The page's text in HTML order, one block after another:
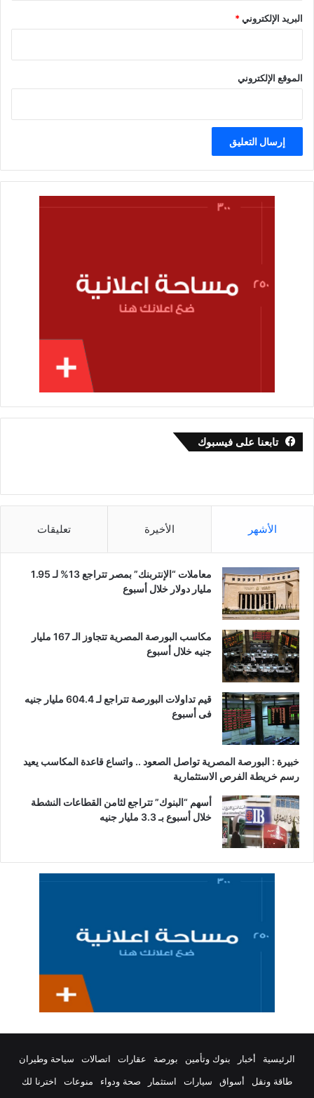
البريد الإلكتروني*
الموقع الإلكتروني
تابعنا على فيسبوك
الأشهر الأخيرة تعليقات
معاملات “الإنتربنك” بمصر تتراجع 13% لـ 1.95
مليار دولار خلال أسبوع
مكاسب البورصة المصرية تتجاوز الـ 167 مليار
جنيه خلال أسبوع
قيم تداولات البورصة تتراجع لـ 604.4 مليار جنيه
فى أسبوع
خبيرة : البورصة المصرية تواصل الصعود .. واتساع قاعدة المكاسب يعيد
رسم خريطة الفرص الاستثمارية
أسهم “البنوك” تتراجع لثامن القطاعات النشطة
خلال أسبوع بـ 3.3 مليار جنيه
الرئيسية أخبار بنوك وتأمين بورصة عقارات اتصالات
سياحة وطيران
طاقة ونقل
أسواق سيارات استثمار صحة ودواء منوعات
اخترنا لك